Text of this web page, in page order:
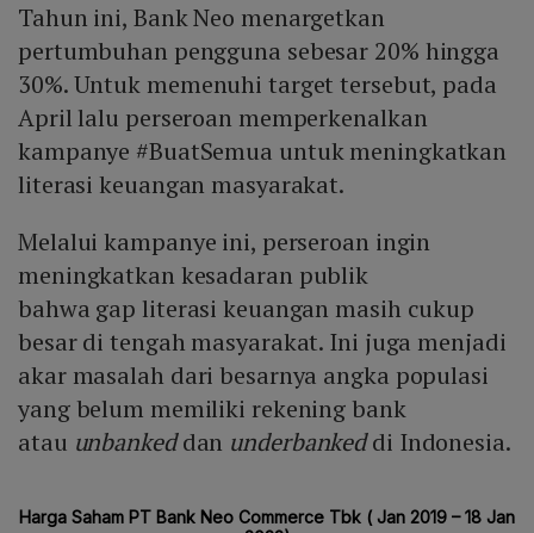
Tahun ini, Bank Neo menargetkan
pertumbuhan pengguna sebesar 20% hingga
30%. Untuk memenuhi target tersebut, pada
April lalu perseroan memperkenalkan
kampanye #BuatSemua untuk meningkatkan
literasi keuangan masyarakat.
Melalui kampanye ini, perseroan ingin
meningkatkan kesadaran publik
bahwa gap literasi keuangan masih cukup
besar di tengah masyarakat. Ini juga menjadi
akar masalah dari besarnya angka populasi
yang belum memiliki rekening bank
atau unbankeddan underbankeddi Indonesia.